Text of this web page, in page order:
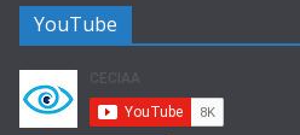
YouTube